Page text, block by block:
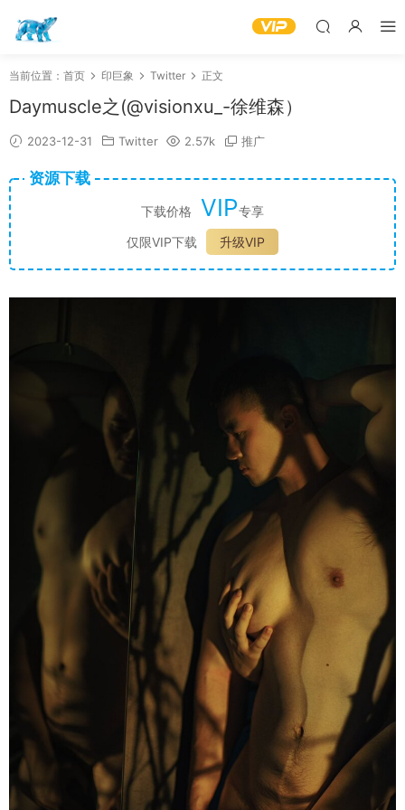
当前位置： 首页 印巨象 Twitter 正文
Daymuscle之(@visionxu_-徐维森）
2023-12-31 Twitter 2.57k 推广
资源下载
下载价格 VIP专享
仅限VIP下载
升级VIP